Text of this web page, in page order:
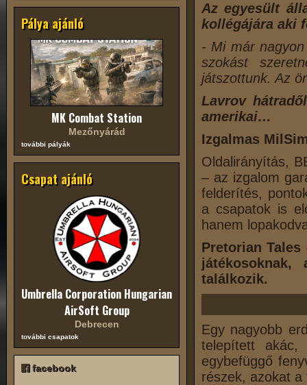
Pálya ajánló
MK Combat Station
Mezőnyárád
további pályák
Csapat ajánló
Umbrella Corporation Hungarian
AirSoft Group
Debrecen
további csapatok
facebook
Az egyesült
kollégájára aki
- Mi már
szokást
játszottunk. Az
Lavrov
amerikai…
Izgalmas
Oldalirányítás,
– az izgalom
felderítés,
a csapatok is
hanem
Pretorian
találkozik.
Egy nagyobb
telepített akác,
egybefüggő
részek, azokat a